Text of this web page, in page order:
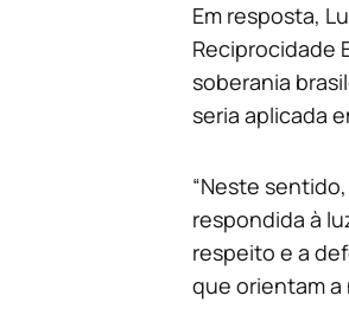
Em resposta,
Reciprocidade
soberania
seria aplicada
“Neste
respondida à
respeito e a
que orientam a